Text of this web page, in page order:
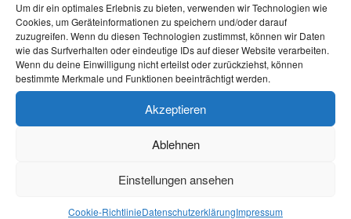
Um dir ein optimales Erlebnis zu bieten, verwenden wir Technologien wie
Cookies, um Geräteinformationen zu speichern und/oder darauf
zuzugreifen. Wenn du diesen Technologien zustimmst, können wir Daten
wie das Surfverhalten oder eindeutige IDs auf dieser Website verarbeiten.
Wenn du deine Einwilligung nicht erteilst oder zurückziehst, können
bestimmte Merkmale und Funktionen beeinträchtigt werden.
Akzeptieren
Ablehnen
Einstellungen ansehen
Cookie-RichtlinieDatenschutzerklärungImpressum
VERANSTALTER
RWTH AACHEN
Mehr Infos!